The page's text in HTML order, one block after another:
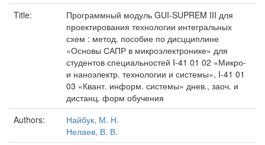
Title:
Программный модуль GUI-SUPREM III для
проектирования технологии интегральных
схем : метод. пособие по дисцциплине
«Основы САПР в микроэлектронике» для
студентов специальностей I-41 01 02 «Микро-
и наноэлектр. технологии и системы», I-41 01
03 «Квант. информ. системы» днев., заоч. и
дистанц. форм обучения
Authors:
Найбук, М. Н.
Нелаев, В. В.